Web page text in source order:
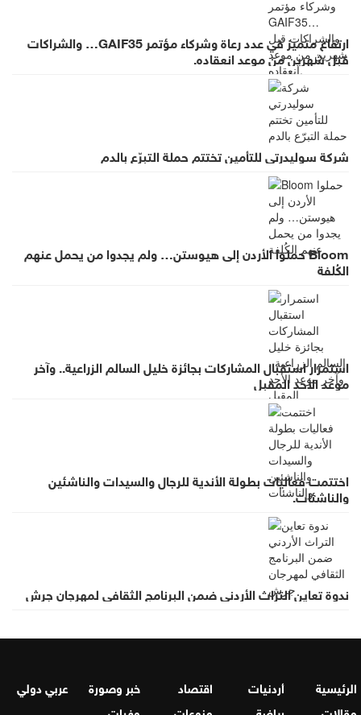
ارتفاع متميز في عدد رعاة وشركاء مؤتمر GAIF35… والشراكات
قبل شهرين من موعد انعقاده.
شركة سوليدرتي للتأمين تختتم حملة التبرّع بالدم
Bloom حملوا الأردن إلى هيوستن… ولم يجدوا من يحمل عنهم
الكُلفة
استمرار استقبال المشاركات بجائزة خليل السالم الزراعية.. وآخر
موعد الأحد المقبل
اختتمت فعاليات بطولة الأندية للرجال والسيدات والناشئين
والناشئات.
ندوة تعاين التراث الأردني ضمن البرنامج الثقافي لمهرجان جرش
الرئيسية أردنيات اقتصاد خبر وصورة
عربي دولي